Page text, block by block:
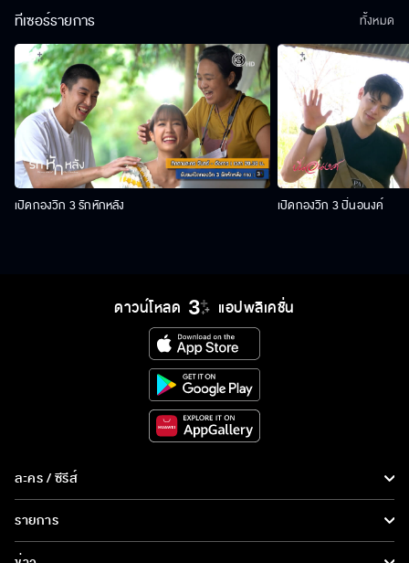
ทีเซอร์รายการ
เปิดกองวิก 3 รักหักหลัง เปิดกองวิก 3 ปิ่นอนงค์
ทั้งหมด
ดาวน์โหลด แอปพลิเคชั่น
ละคร / ซีรีส์
ละคร/ซีรีส์
ซีรีส์นานาชาติ
รายการ
รายการทั้งหมด